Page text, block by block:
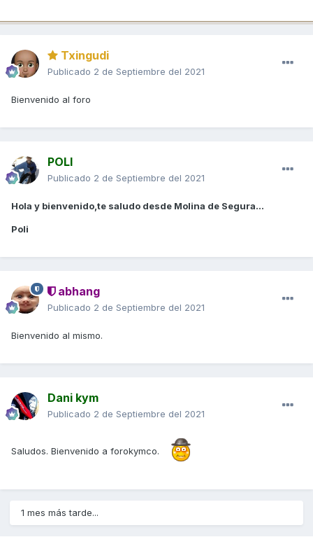
Txingudi
Publicado 2 de Septiembre del 2021
Bienvenido al foro
POLI
Publicado 2 de Septiembre del 2021
Hola y bienvenido,te saludo desde Molina de Segura...
Poli
abhang
Publicado 2 de Septiembre del 2021
Bienvenido al mismo.
Dani kym
Publicado 2 de Septiembre del 2021
Saludos. Bienvenido a forokymco.
1 mes más tarde...